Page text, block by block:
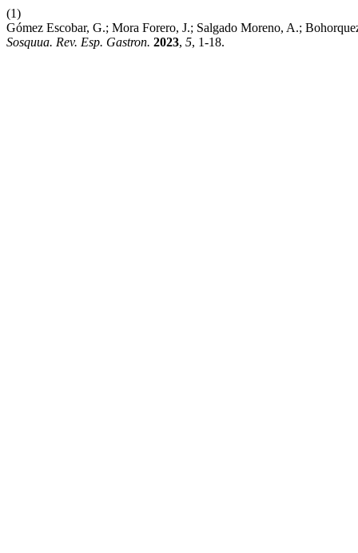
(1)
Gómez Escobar, G.; Mora Forero, J.; Salgado Moreno, A.;
Sosquua. Rev. Esp. Gastron. 2023, 5, 1-18.